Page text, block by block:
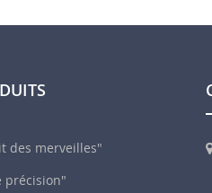
des merveilles"
précision"